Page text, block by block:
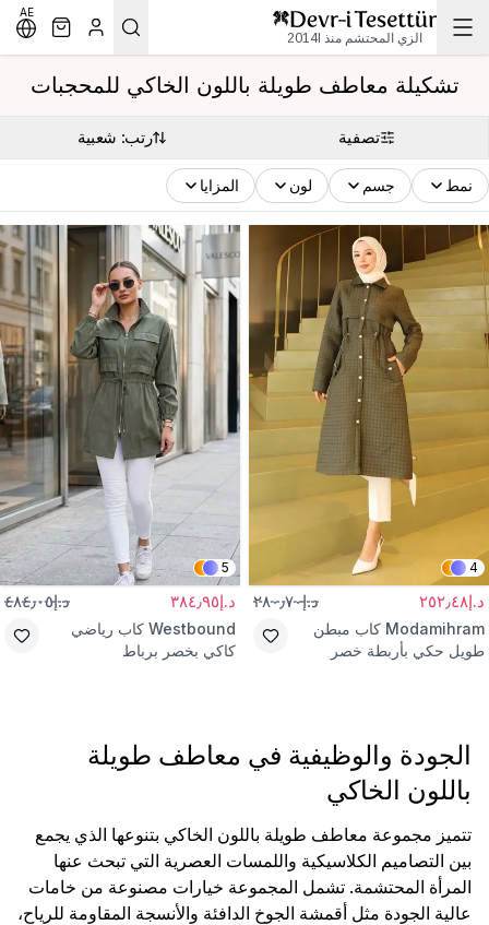
الزي المحتشم منذ 2014l
AE
تشكيلة معاطف طويلة باللون الخاكي للمحجبات
تصفية رتب: شعبية
نمط جسم لون المزايا
4
د.إ٢٥٢٫٤٨ د.إ٢٨٠٫٧٠
Modamihram كاب مبطن
طويل حكي بأربطة خصر
5
د.إ٣٨٤٫٩٥ د.إ٤٨٤٫٠٥
Westbound كاب رياضي
كاكي بخصر برباط
الجودة والوظيفية في معاطف طويلة
باللون الخاكي
تتميز مجموعة معاطف طويلة باللون الخاكي بتنوعها الذي يجمع
بين التصاميم الكلاسيكية واللمسات العصرية التي تبحث عنها
المرأة المحتشمة. تشمل المجموعة خيارات مصنوعة من خامات
عالية الجودة مثل أقمشة الجوخ الدافئة والأنسجة المقاومة للرياح،